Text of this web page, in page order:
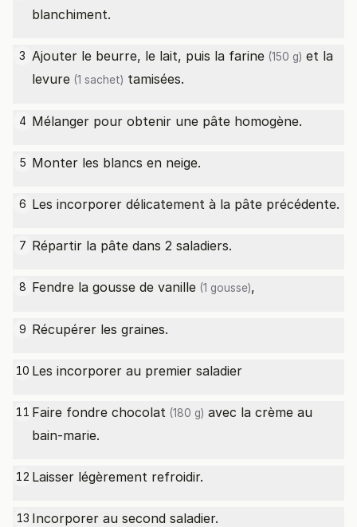
blanchiment.
3 Ajouter le beurre, le lait, puis la farine (150 g) et la
levure (1 sachet) tamisées.
4 Mélanger pour obtenir une pâte homogène.
5 Monter les blancs en neige.
6 Les incorporer délicatement à la pâte précédente.
7 Répartir la pâte dans 2 saladiers.
8 Fendre la gousse de vanille (1 gousse),
9 Récupérer les graines.
10 Les incorporer au premier saladier
11 Faire fondre chocolat (180 g) avec la crème au
bain-marie.
12 Laisser légèrement refroidir.
13 Incorporer au second saladier.